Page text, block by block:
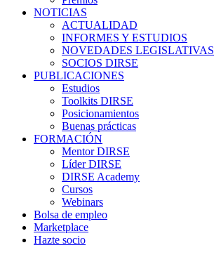
NOTICIAS
ACTUALIDAD
INFORMES Y ESTUDIOS
NOVEDADES LEGISLATIVAS
SOCIOS DIRSE
PUBLICACIONES
Estudios
Toolkits DIRSE
Posicionamientos
Buenas prácticas
FORMACIÓN
Mentor DIRSE
Líder DIRSE
DIRSE Academy
Cursos
Webinars
Bolsa de empleo
Marketplace
Hazte socio